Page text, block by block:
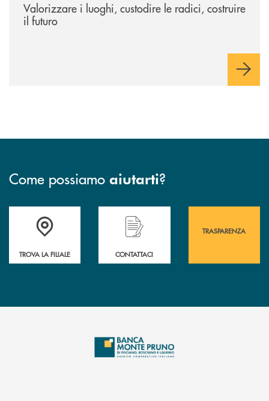
Valorizzare i luoghi, custodire le radici, costruire
il futuro
Come possiamo aiutarti?
Accedi all' elenco completo&nbsp; delle&nbsp; filiali&nbsp; di Banca
TROVA LA FILIALE
Hai bisogno di assistenza immediata?
CONTATTACI
TRASPARENZA